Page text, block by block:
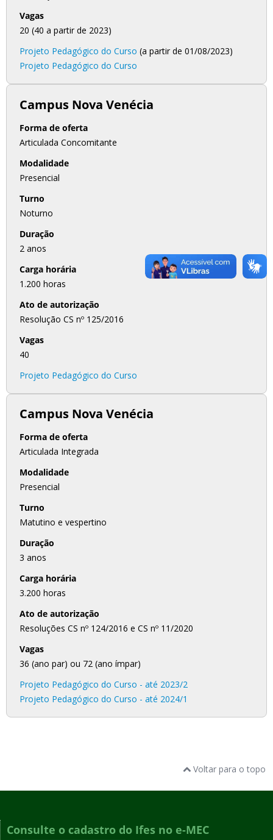
Vagas
20 (40 a partir de 2023)
Projeto Pedagógico do Curso (a partir de 01/08/2023)
Projeto Pedagógico do Curso
Campus Nova Venécia
Forma de oferta
Articulada Concomitante
Modalidade
Presencial
Turno
Noturno
Duração
2 anos
Carga horária
1.200 horas
Ato de autorização
Resolução CS nº 125/2016
Vagas
40
Projeto Pedagógico do Curso
Campus Nova Venécia
Forma de oferta
Articulada Integrada
Modalidade
Presencial
Turno
Matutino e vespertino
Duração
3 anos
Carga horária
3.200 horas
Ato de autorização
Resoluções CS nº 124/2016 e CS nº 11/2020
Vagas
36 (ano par) ou 72 (ano ímpar)
Projeto Pedagógico do Curso - até 2023/2
Projeto Pedagógico do Curso - até 2024/1
Voltar para o topo
Consulte o cadastro do Ifes no e-MEC